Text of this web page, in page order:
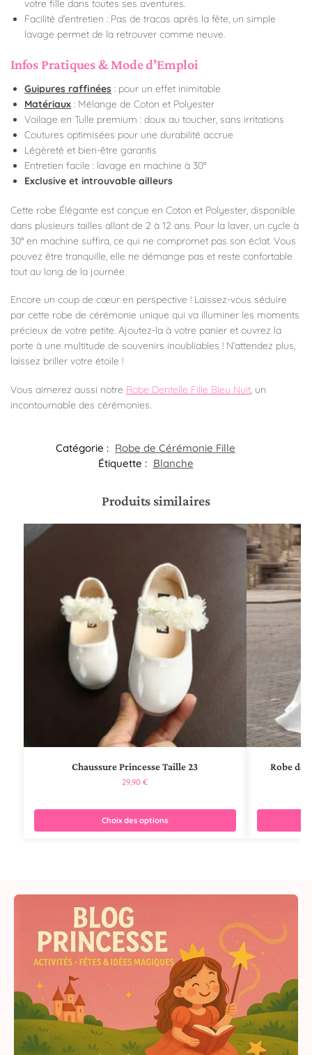
votre fille dans toutes ses aventures.
Facilité d’entretien : Pas de tracas après la fête, un simple
lavage permet de la retrouver comme neuve.
Infos Pratiques & Mode d’Emploi
Guipures raffinées : pour un effet inimitable
Matériaux : Mélange de Coton et Polyester
Voilage en Tulle premium : doux au toucher, sans irritations
Coutures optimisées pour une durabilité accrue
Légèreté et bien-être garantis
Entretien facile : lavage en machine à 30°
Exclusive et introuvable ailleurs
Cette robe Élégante est conçue en Coton et Polyester, disponible
dans plusieurs tailles allant de 2 à 12 ans. Pour la laver, un cycle à
30° en machine suffira, ce qui ne compromet pas son éclat. Vous
pouvez être tranquille, elle ne démange pas et reste confortable
tout au long de la journée.
Encore un coup de cœur en perspective ! Laissez-vous séduire
par cette robe de cérémonie unique qui va illuminer les moments
précieux de votre petite. Ajoutez-la à votre panier et ouvrez la
porte à une multitude de souvenirs inoubliables ! N’attendez plus,
laissez briller votre étoile !
Vous aimerez aussi notre Robe Dentelle Fille Bleu Nuit , un
incontournable des cérémonies.
Catégorie : Robe de Cérémonie Fille​
Étiquette : Blanche
Produits similaires
Chaussure Princesse Taille 23
29,90€
Choix des options
Robe de